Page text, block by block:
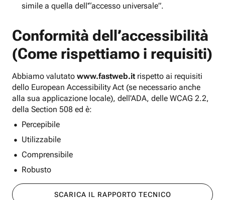
simile a quella dell'“accesso universale”.
Conformità dell’accessibilità
(Come rispettiamo i requisiti)
Abbiamo valutato www.fastweb.it rispetto ai requisiti
dello European Accessibility Act (se necessario anche
alla sua applicazione locale), dell'ADA, delle WCAG 2.2,
della Section 508 ed è:
Percepibile
Utilizzabile
Comprensibile
Robusto
SCARICA IL RAPPORTO TECNICO